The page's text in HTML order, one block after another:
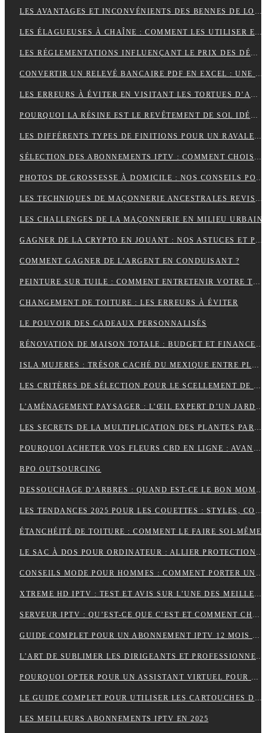
LES AVANTAGES ET INCONVÉNIENTS DES BENNES DE LOCATION À PRIX RÉDUIT
LES ÉLAGUEUSES À CHAÎNE : COMMENT LES UTILISER EFFICACEMENT
LES RÉGLEMENTATIONS INFLUENÇANT LE PRIX DES DÉCHARGES DE BENNE
CONVERTIR UN RELEVÉ BANCAIRE PDF EN EXCEL : UNE ÉTAPE CLÉ POUR MIEUX GÉRER SES FINANCES
LES ERREURS À ÉVITER EN VISITANT LES TORTUES D’AKUMAL
POURQUOI LA RÉSINE EST LE REVÊTEMENT DE SOL IDÉAL EN USINE ?
LES DIFFÉRENTS TYPES DE FINITIONS POUR UN RAVALEMENT DE FAÇADE RÉUSSI
SÉLECTION DES ABONNEMENTS IPTV : COMMENT CHOISIR L’OFFRE QUI VOUS CORRESPOND ?
PHOTOS DE GROSSESSE À DOMICILE : NOS CONSEILS POUR UNE SÉANCE INTIMISTE RÉUSSIE !
LES TECHNIQUES DE MAÇONNERIE ANCESTRALES REVISITÉES
LES CHALLENGES DE LA MAÇONNERIE EN MILIEU URBAIN
GAGNER DE LA CRYPTO EN JOUANT : NOS ASTUCES ET PIÈGES À ÉVITER !
COMMENT GAGNER DE L’ARGENT EN CONDUISANT ?
PEINTURE SUR TUILE : COMMENT ENTRETENIR VOTRE TOITURE APRÈS L’APPLICATION ?
CHANGEMENT DE TOITURE : LES ERREURS À ÉVITER
LE POUVOIR DES CADEAUX PERSONNALISÉS
RÉNOVATION DE MAISON TOTALE : BUDGET ET FINANCEMENT
ISLA MUJERES : TRÉSOR CACHÉ DU MEXIQUE ENTRE PLAGES DE RÊVE ET AVENTURES TROPICALES
LES CRITÈRES DE SÉLECTION POUR LE SCELLEMENT DE TUILE DE RIVE
L’AMÉNAGEMENT PAYSAGER : L’ŒIL EXPERT D’UN JARDINIER
LES SECRETS DE LA MULTIPLICATION DES PLANTES PAR UN JARDINIER
POURQUOI ACHETER VOS FLEURS CBD EN LIGNE : AVANTAGES, BIENFAITS ET CONSEILS
BPO OUTSOURCING
DESSOUCHAGE D’ARBRES : QUAND EST-CE LE BON MOMENT POUR LE FAIRE ?
LES TENDANCES 2025 POUR LES COUETTES : STYLES, COULEURS ET MATÉRIAUX
ÉTANCHÉITÉ DE TOITURE : COMMENT LE FAIRE SOI-MÊME
LE SAC À DOS POUR ORDINATEUR : ALLIER PROTECTION, ORGANISATION ET ÉLÉGANCE AU QUOTIDIEN
CONSEILS MODE POUR HOMMES : COMMENT PORTER UN BIJOU MÉDAILLE AVEC STYLE ?
XTREME HD IPTV : TEST ET AVIS SUR L’UNE DES MEILLEURES OFFRES DU MARCHÉ
SERVEUR IPTV : QU’EST-CE QUE C’EST ET COMMENT CHOISIR LE MEILLEUR EN 2024 ?
GUIDE COMPLET POUR UN ABONNEMENT IPTV 12 MOIS SMART TV
L’ART DE SUBLIMER LES DIRIGEANTS ET PROFESSIONNELS
POURQUOI OPTER POUR UN ASSISTANT VIRTUEL POUR SA PME ET TPE : LA CLÉ D’UNE EFFICACITÉ DÉCUPLÉE
LE GUIDE COMPLET POUR UTILISER LES CARTOUCHES DE CRÈME AU PROTOXYDE D’AZOTE DE MANIÈRE SÛRE ET CRÉATIVE DANS LA CUISINE
LES MEILLEURS ABONNEMENTS IPTV EN 2025